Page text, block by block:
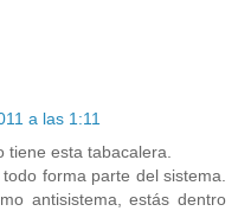
a las 1:11
tiene esta tabacalera.
forma parte del sistema.
antisistema, estás dentro